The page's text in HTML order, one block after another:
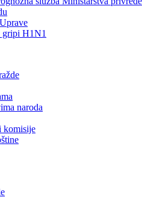
Vlade
služba Ministarstva privrede
H1N1
naroda